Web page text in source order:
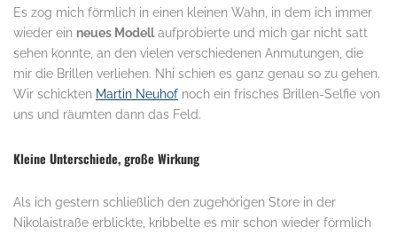
Es zog mich förmlich in einen kleinen Wahn, in dem ich immer
wieder ein neues Modellaufprobierte und mich gar nicht satt
sehen konnte, an den vielen verschiedenen Anmutungen, die
mir die Brillen verliehen. Nhi schien es ganz genau so zu gehen.
Wir schickten Martin Neuhof noch ein frisches Brillen-Selfie von
uns und räumten dann das Feld.
Kleine Unterschiede, große Wirkung
Als ich gestern schließlich den zugehörigen Store in der
Nikolaistraße erblickte, kribbelte es mir schon wieder förmlich